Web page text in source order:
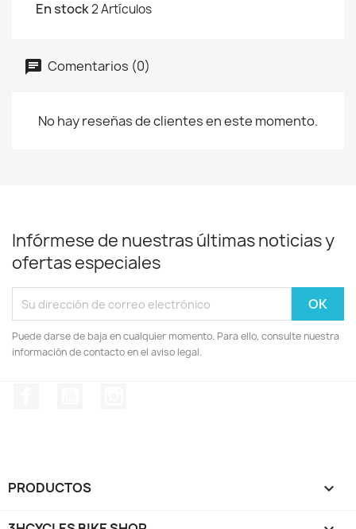
En stock2 Artículos
Comentarios (0)
No hay reseñas de clientes en este momento.
Infórmese de nuestras últimas noticias y
ofertas especiales
Puede darse de baja en cualquier momento. Para ello, consulte nuestra
información de contacto en el aviso legal.
PRODUCTOS 